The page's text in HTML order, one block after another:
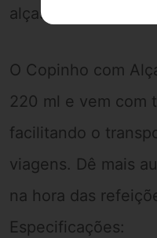
alças laterais
O Copinho com
220 ml e vem com
facilitando o
viagens. Dê mais
na hora das
Especificações: